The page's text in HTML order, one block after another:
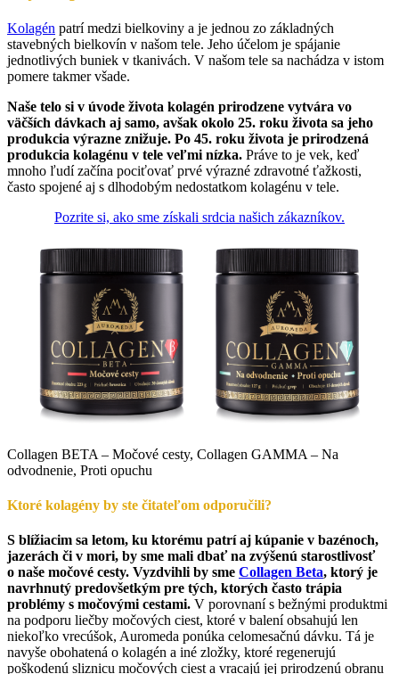
Kolagén patrí medzi bielkoviny a je jednou zo základných
stavebných bielkovín v našom tele. Jeho účelom je spájanie
jednotlivých buniek v tkanivách. V našom tele sa nachádza v istom
pomere takmer všade.
Naše telo si v úvode života kolagén prirodzene vytvára vo
väčších dávkach aj samo, avšak okolo 25. roku života sa jeho
produkcia výrazne znižuje. Po 45. roku života je prirodzená
produkcia kolagénu v tele veľmi nízka. Práve to je vek, keď
mnoho ľudí začína pociťovať prvé výrazné zdravotné ťažkosti,
často spojené aj s dlhodobým nedostatkom kolagénu v tele.
Pozrite si, ako sme získali srdcia našich zákazníkov.
Collagen BETA – Močové cesty, Collagen GAMMA – Na
odvodnenie, Proti opuchu
Ktoré kolagény by ste čitateľom odporučili?
S blížiacim sa letom, ku ktorému patrí aj kúpanie v bazénoch,
jazerách či v mori, by sme mali dbať na zvýšenú starostlivosť
o naše močové cesty. Vyzdvihli by sme Collagen Beta, ktorý je
navrhnutý predovšetkým pre tých, ktorých často trápia
problémy s močovými cestami. V porovnaní s bežnými produktmi
na podporu liečby močových ciest, ktoré v balení obsahujú len
niekoľko vrecúšok, Auromeda ponúka celomesačnú dávku. Tá je
navyše obohatená o kolagén a iné zložky, ktoré regenerujú
poškodenú sliznicu močových ciest a vracajú jej prirodzenú obranu